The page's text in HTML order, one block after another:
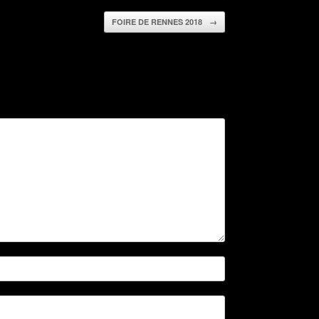
FOIRE DE RENNES 2018 →